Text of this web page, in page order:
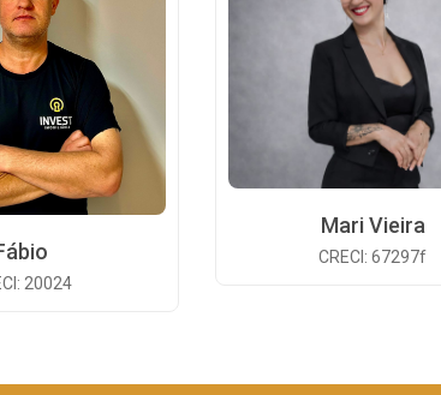
20024
Mari Vieira
CRECI: 67297f